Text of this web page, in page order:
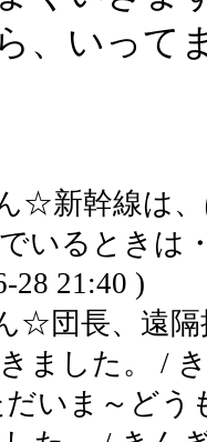
、いって
☆新幹線は
いるときは
28 21:40 )
☆団長、遠
ました。 /
いま～どう